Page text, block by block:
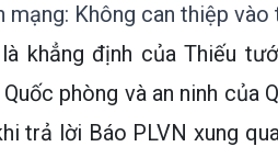
mạng: Không can thiệp
khẳng định của Thiếu
phòng và an ninh của
trả lời Báo PLVN xung